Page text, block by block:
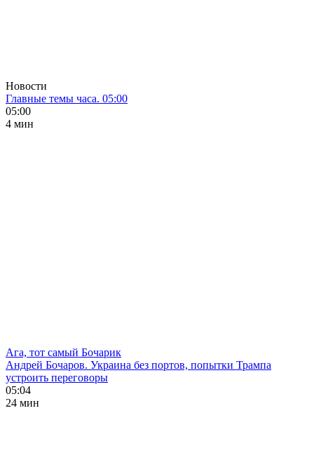
Новости
Главные темы часа. 05:00
05:00
4 мин
Ага, тот самый Бочарик
Андрей Бочаров. Украина без портов, попытки Трампа
устроить переговоры
05:04
24 мин